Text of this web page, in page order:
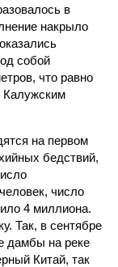
в
накрыло
собой
что равно
Калужским
на первом
бедствий,
число
4 миллиона.
Так, в сентябре
дамбы на реке
Китай, так